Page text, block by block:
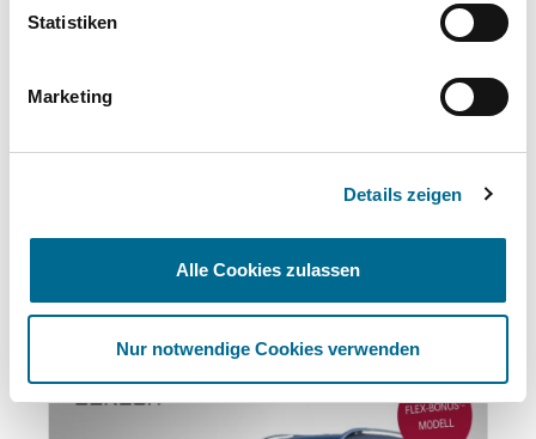
Statistiken
Marketing
Details zeigen
Alle Cookies zulassen
Nur notwendige Cookies verwenden
Standort
Otto-Lilienthal-Straße 32
Das könnte Ihnen auch gefallen:
Produktgalerie überspringen